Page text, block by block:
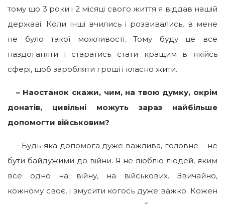
тому що 3 роки і 2 місяці свого життя я віддав нашій
державі. Коли інші вчились і розвивались, в мене
не було такої можливості. Тому буду це все
наздоганяти і старатись стати кращим в якійсь
сфері, щоб заробляти гроші і класно жити.
– Наостанок скажи, чим, на твою думку, окрім
донатів, цивільні можуть зараз найбільше
допомогти військовим?
– Будь-яка допомога дуже важлива, головне – не
бути байдужими до війни. Я не люблю людей, яким
все одно на війну, на військових. Звичайно,
кожному своє, і змусити когось дуже важко. Кожен